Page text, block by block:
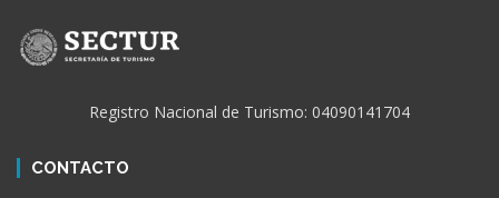
Registro Nacional de Turismo: 04090141704
CONTACTO